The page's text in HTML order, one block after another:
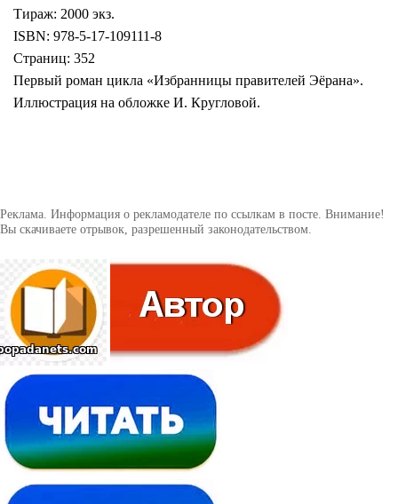
Тираж: 2000 экз.
ISBN: 978-5-17-109111-8
Страниц: 352
Первый роман цикла «Избранницы правителей Эёрана».
Иллюстрация на обложке И. Кругловой.
Реклама. Информация о рекламодателе по ссылкам в посте. Внимание!
Вы скачиваете отрывок, разрешенный законодательством.